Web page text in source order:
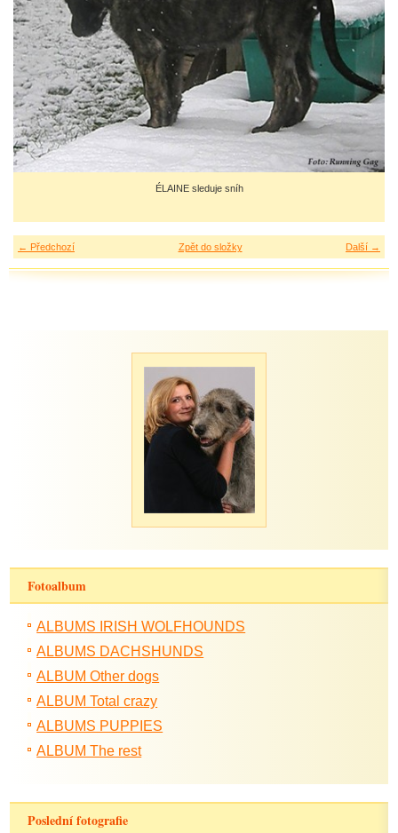
ÉLAINE sleduje sníh
← Předchozí Další →
Zpět do složky
Fotoalbum
ALBUMS IRISH WOLFHOUNDS
ALBUMS DACHSHUNDS
ALBUM Other dogs
ALBUM Total crazy
ALBUMS PUPPIES
ALBUM The rest
Poslední fotografie